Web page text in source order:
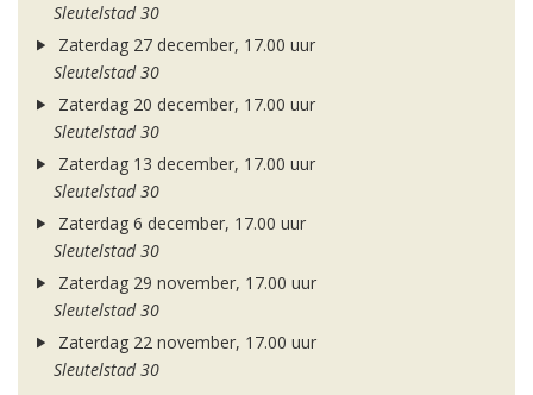
Sleutelstad 30
Zaterdag 27 december, 17.00 uur
Sleutelstad 30
Zaterdag 20 december, 17.00 uur
Sleutelstad 30
Zaterdag 13 december, 17.00 uur
Sleutelstad 30
Zaterdag 6 december, 17.00 uur
Sleutelstad 30
Zaterdag 29 november, 17.00 uur
Sleutelstad 30
Zaterdag 22 november, 17.00 uur
Sleutelstad 30